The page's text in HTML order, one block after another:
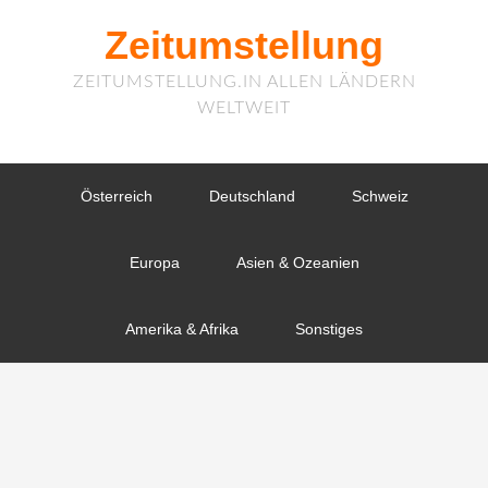
Zeitumstellung
ZEITUMSTELLUNG.IN ALLEN LÄNDERN
WELTWEIT
Österreich Deutschland Schweiz
Europa Asien & Ozeanien
Amerika & Afrika Sonstiges